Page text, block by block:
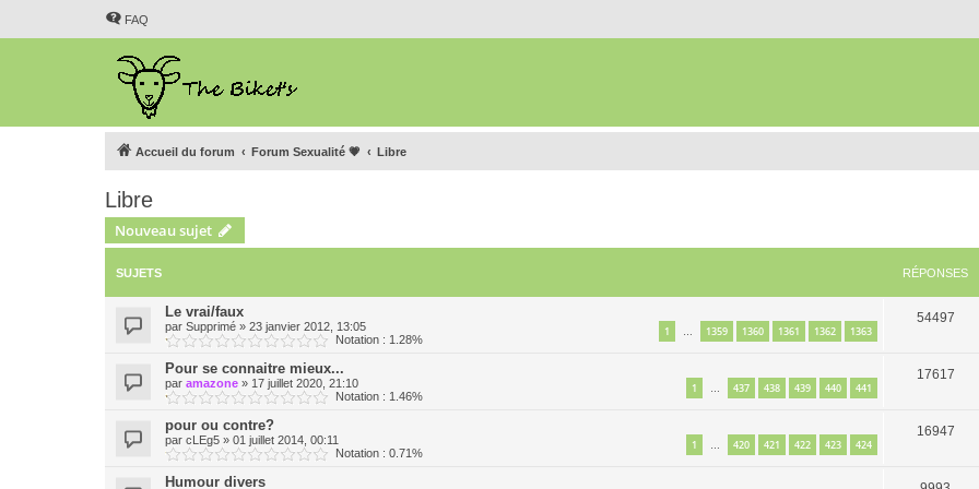
FAQ
Accueil du forum Forum Sexualité 💗 Libre
Libre
Nouveau sujet
SUJETS RÉPONSES
Le vrai/faux
par Supprimé » 23 janvier 2012, 13:05 1 … 1359 1360 1361 1362 1363
Notation : 1.28%
54497
Pour se connaitre mieux...
par amazone » 17 juillet 2020, 21:10 1 … 437 438 439 440 441
Notation : 1.46%
17617
pour ou contre?
par cLEg5 » 01 juillet 2014, 00:11 1 … 420 421 422 423 424
Notation : 0.71%
16947
Humour divers